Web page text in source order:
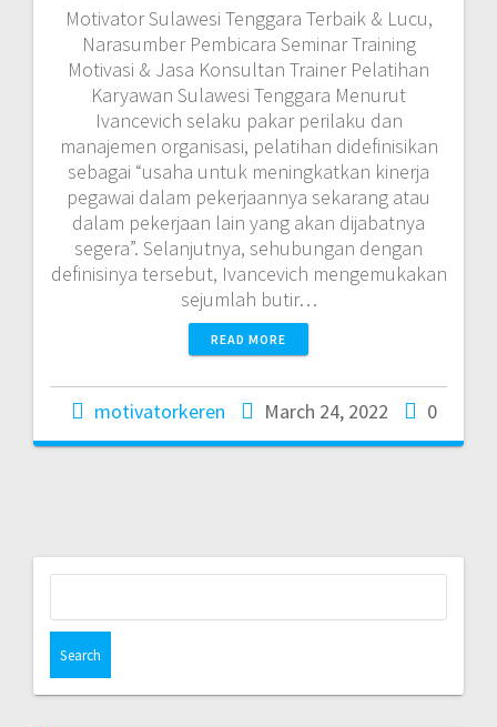
Motivator Sulawesi Tenggara Terbaik & Lucu,
Narasumber Pembicara Seminar Training
Motivasi & Jasa Konsultan Trainer Pelatihan
Karyawan Sulawesi Tenggara Menurut
Ivancevich selaku pakar perilaku dan
manajemen organisasi, pelatihan didefinisikan
sebagai “usaha untuk meningkatkan kinerja
pegawai dalam pekerjaannya sekarang atau
dalam pekerjaan lain yang akan dijabatnya
segera”. Selanjutnya, sehubungan dengan
definisinya tersebut, Ivancevich mengemukakan
sejumlah butir…
READ MORE
motivatorkeren March 24, 2022 0